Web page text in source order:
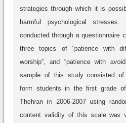
strategies through which it is
harmful psychological
conducted through a questionnaire
three topics of “patience with
worship”, and “patience with
sample of this study consisted of
form students in the first grade
Thehran in 2006-2007 using
content validity of this scale was